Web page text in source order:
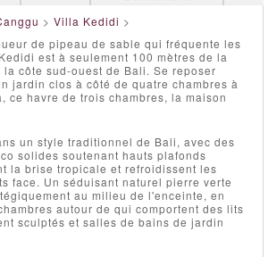
> Villa Kedidi >
de pipeau de sable qui fréquente les
est à seulement 100 mètres de la
côte sud-ouest de Bali. Se reposer
jardin clos à côté de quatre chambres à
ce havre de trois chambres, la maison
un style traditionnel de Bali, avec des
solides soutenant hauts plafonds
la brise tropicale et refroidissent les
face. Un séduisant naturel pierre verte
au milieu de l'enceinte, en
autour de qui comportent des lits
sculptés et salles de bains de jardin